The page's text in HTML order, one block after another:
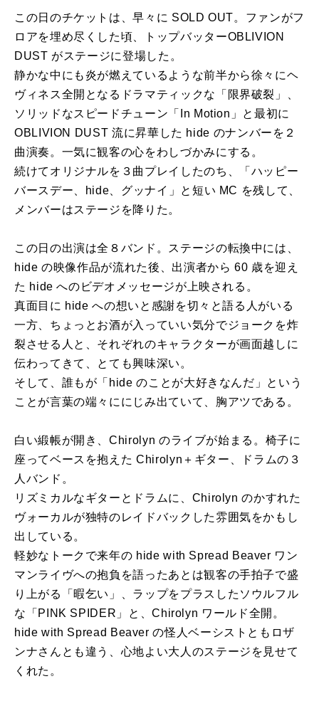
この日のチケットは、早々に SOLD OUT。ファンがフ
ロアを埋め尽くした頃、トップバッターOBLIVION
DUST がステージに登場した。
静かな中にも炎が燃えているような前半から徐々にヘ
ヴィネス全開となるドラマティックな「限界破裂」、
ソリッドなスピードチューン「In Motion」と最初に
OBLIVION DUST 流に昇華した hide のナンバーを２
曲演奏。一気に観客の心をわしづかみにする。
続けてオリジナルを３曲プレイしたのち、「ハッピー
バースデー、hide、グッナイ」と短い MC を残して、
メンバーはステージを降りた。
この日の出演は全８バンド。ステージの転換中には、
hide の映像作品が流れた後、出演者から 60 歳を迎え
た hide へのビデオメッセージが上映される。
真面目に hide への想いと感謝を切々と語る人がいる
一方、ちょっとお酒が入っていい気分でジョークを炸
裂させる人と、それぞれのキャラクターが画面越しに
伝わってきて、とても興味深い。
そして、誰もが「hide のことが大好きなんだ」という
ことが言葉の端々ににじみ出ていて、胸アツである。
白い緞帳が開き、Chirolyn のライブが始まる。椅子に
座ってベースを抱えた Chirolyn＋ギター、ドラムの３
人バンド。
リズミカルなギターとドラムに、Chirolyn のかすれた
ヴォーカルが独特のレイドバックした雰囲気をかもし
出している。
軽妙なトークで来年の hide with Spread Beaver ワン
マンライヴへの抱負を語ったあとは観客の手拍子で盛
り上がる「暇乞い」、ラップをプラスしたソウルフル
な「PINK SPIDER」と、Chirolyn ワールド全開。
hide with Spread Beaver の怪人ベーシストともロザ
ンナさんとも違う、心地よい大人のステージを見せて
くれた。